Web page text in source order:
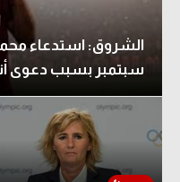
سبتمبر بسبب دعوى